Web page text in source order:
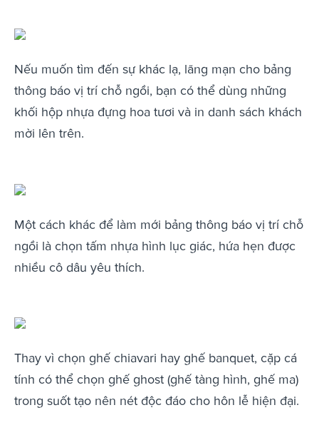
Nếu muốn tìm đến sự khác lạ, lãng mạn cho bảng
thông báo vị trí chỗ ngồi, bạn có thể dùng những
khối hộp nhựa đựng hoa tươi và in danh sách khách
mời lên trên.
Một cách khác để làm mới bảng thông báo vị trí chỗ
ngồi là chọn tấm nhựa hình lục giác, hứa hẹn được
nhiều cô dâu yêu thích.
Thay vì chọn ghế chiavari hay ghế banquet, cặp cá
tính có thể chọn ghế ghost (ghế tàng hình, ghế ma)
trong suốt tạo nên nét độc đáo cho hôn lễ hiện đại.